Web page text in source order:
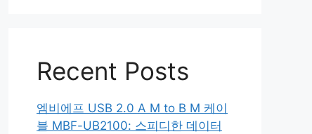
Recent Posts
엠비에프 USB 2.0 A M to B M 케이
블 MBF-UB2100: 스피디한 데이터